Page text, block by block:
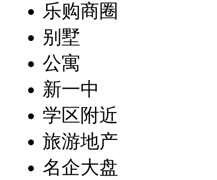
乐购商圈
别墅
公寓
新一中
学区附近
旅游地产
名企大盘